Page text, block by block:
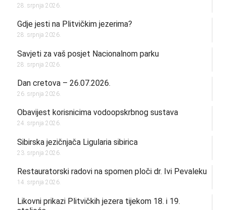
28. srpnja 2026.
Gdje jesti na Plitvičkim jezerima?
28. srpnja 2026.
Savjeti za vaš posjet Nacionalnom parku
28. srpnja 2026.
Dan cretova – 26.07.2026.
26. srpnja 2026.
Obavijest korisnicima vodoopskrbnog sustava
24. srpnja 2026.
Sibirska jezičnjača Ligularia sibirica
23. srpnja 2026.
Restauratorski radovi na spomen ploči dr. Ivi Pevaleku
14. srpnja 2026.
Likovni prikazi Plitvičkih jezera tijekom 18. i 19.